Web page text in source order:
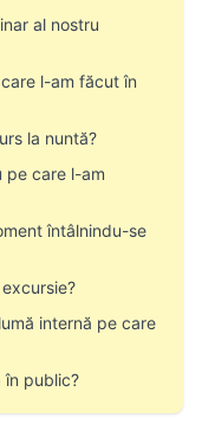
al nostru
l-am făcut în
la nuntă?
pe care l-am
întâlnindu-se
internă pe care
în public?